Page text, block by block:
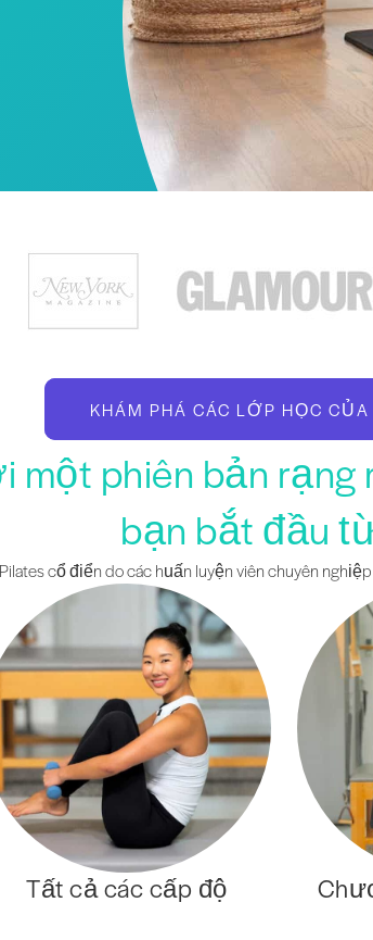
KHÁM PHÁ CÁC LỚP HỌC CỦA
phiên bản
bạn bắt đầu
cổ điển do các huấn luyện viên chuyên
Tất cả các cấp độ